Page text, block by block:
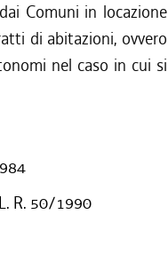
Comuni in locazione
di abitazioni, ovvero
nel caso in cui si
R. 50/1990